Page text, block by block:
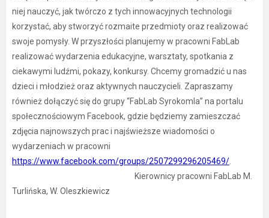
niej nauczyć, jak twórczo z tych innowacyjnych technologii
korzystać, aby stworzyć rozmaite przedmioty oraz realizować
swoje pomysły. W przyszłości planujemy w pracowni FabLab
realizować wydarzenia edukacyjne, warsztaty, spotkania z
ciekawymi ludźmi, pokazy, konkursy. Chcemy gromadzić u nas
dzieci i młodzież oraz aktywnych nauczycieli. Zapraszamy
również dołączyć się do grupy “FabLab Syrokomla” na portalu
społecznościowym Facebook, gdzie będziemy zamieszczać
zdjęcia najnowszych prac i najświeższe wiadomości o
wydarzeniach w pracowni
https://www.facebook.com/groups/2507299296205469/
Kierownicy pracowni FabLab M.
Turlińska, W. Oleszkiewicz